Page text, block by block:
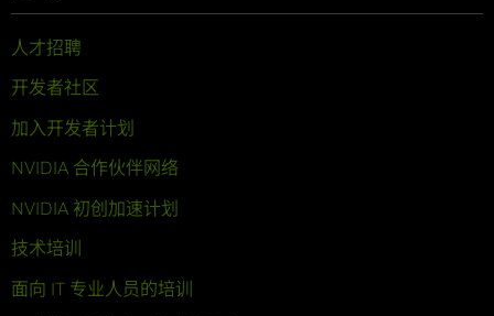
人才招聘
开发者社区
加入开发者计划
NVIDIA 合作伙伴网络
NVIDIA 初创加速计划
技术培训
面向 IT 专业人员的培训